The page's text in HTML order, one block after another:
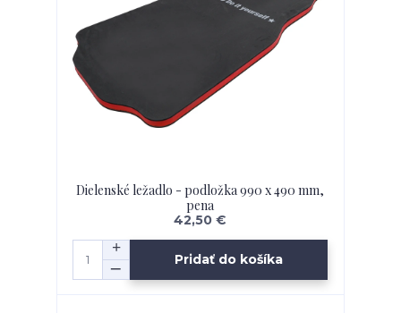
Dielenské ležadlo - podložka 990 x 490 mm,
pena
42,50 €
Pridať do košíka